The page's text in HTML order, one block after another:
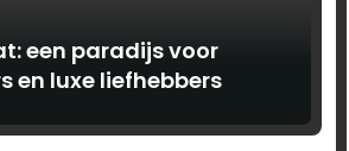
een paradijs voor
en luxe liefhebbers